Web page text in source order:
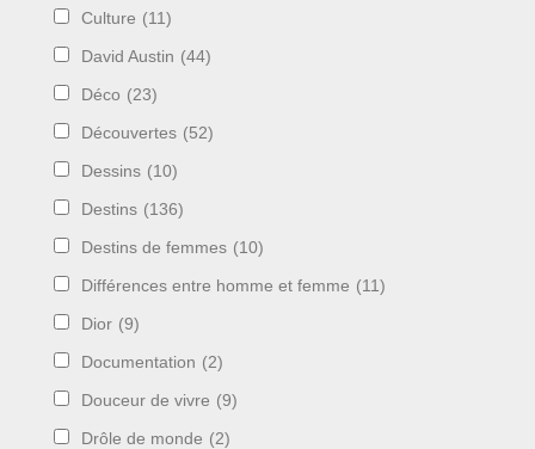
Culture (11)
David Austin (44)
Déco (23)
Découvertes (52)
Dessins (10)
Destins (136)
Destins de femmes (10)
Différences entre homme et femme (11)
Dior (9)
Documentation (2)
Douceur de vivre (9)
Drôle de monde (2)